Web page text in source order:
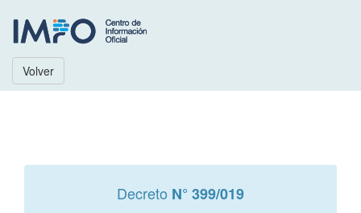
Volver
Decreto N° 399/019